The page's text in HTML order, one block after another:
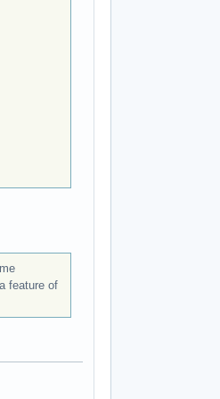
feature of